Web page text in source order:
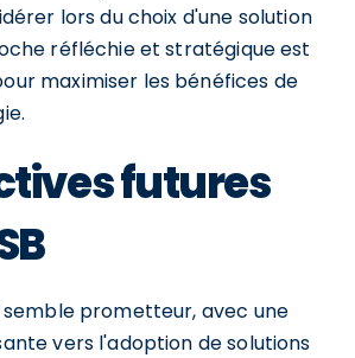
lors du choix d'une solution
réfléchie et stratégique est
maximiser les bénéfices de
futures
semble prometteur, avec une
vers l'adoption de solutions